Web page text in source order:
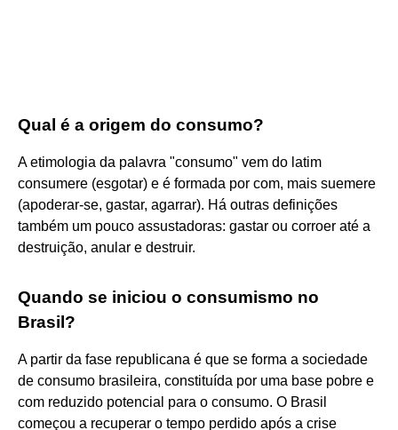
Qual é a origem do consumo?
A etimologia da palavra "consumo" vem do latim
consumere (esgotar) e é formada por com, mais suemere
(apoderar-se, gastar, agarrar). Há outras definições
também um pouco assustadoras: gastar ou corroer até a
destruição, anular e destruir.
Quando se iniciou o consumismo no
Brasil?
A partir da fase republicana é que se forma a sociedade
de consumo brasileira, constituída por uma base pobre e
com reduzido potencial para o consumo. O Brasil
começou a recuperar o tempo perdido após a crise